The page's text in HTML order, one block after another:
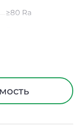
≥80 Ra
I